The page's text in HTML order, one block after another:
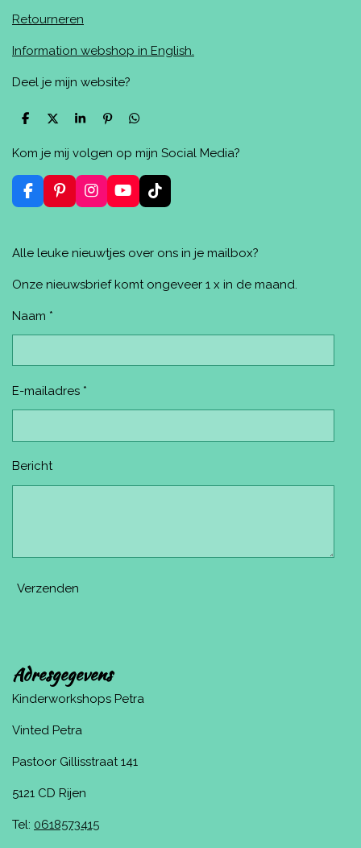
Retourneren
Information webshop in English.
Deel je mijn website?
D
e
D
l
S
r
P
n
n
D
e
Kom je mij volgen op mijn Social Media?
F
a
b
o
P
i
e
e
I
n
a
r
Y
o
u
e
T
i
o
Alle leuke nieuwtjes over ons in je mailbox?
Onze nieuwsbrief komt ongeveer 1 x in de maand.
Naam *
E-mailadres *
Bericht
Verzenden
Adresgegevens
Kinderworkshops Petra
Vinted Petra
Pastoor Gillisstraat 141
5121 CD Rijen
Tel: 0618573415